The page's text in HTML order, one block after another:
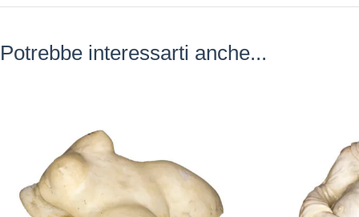
Potrebbe interessarti anche...